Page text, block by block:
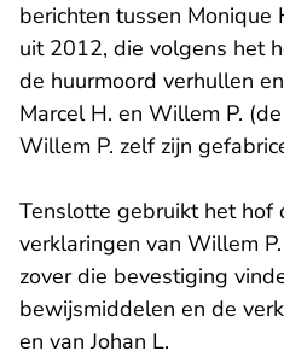
berichten tussen Monique
uit 2012, die volgens het
de huurmoord verhullen
Marcel H. en Willem P.
Willem P. zelf zijn
Tenslotte gebruikt het hof
verklaringen van Willem
zover die bevestiging
bewijsmiddelen en de
en van Johan L.